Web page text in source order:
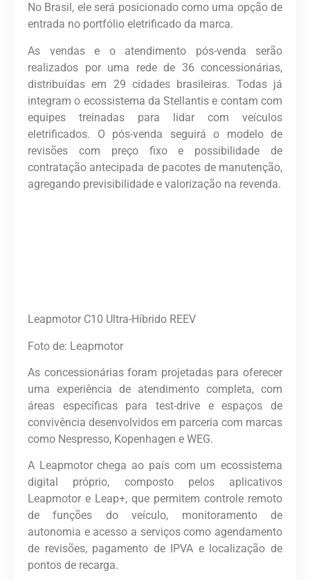
No Brasil, ele será posicionado como uma opção de
entrada no portfólio eletrificado da marca.
As vendas e o atendimento pós-venda serão
realizados por uma rede de 36 concessionárias,
distribuídas em 29 cidades brasileiras. Todas já
integram o ecossistema da Stellantis e contam com
equipes treinadas para lidar com veículos
eletrificados. O pós-venda seguirá o modelo de
revisões com preço fixo e possibilidade de
contratação antecipada de pacotes de manutenção,
agregando previsibilidade e valorização na revenda.
Leapmotor C10 Ultra-Híbrido REEV
Foto de: Leapmotor
As concessionárias foram projetadas para oferecer
uma experiência de atendimento completa, com
áreas específicas para test-drive e espaços de
convivência desenvolvidos em parceria com marcas
como Nespresso, Kopenhagen e WEG.
A Leapmotor chega ao país com um ecossistema
digital próprio, composto pelos aplicativos
Leapmotor e Leap+, que permitem controle remoto
de funções do veículo, monitoramento de
autonomia e acesso a serviços como agendamento
de revisões, pagamento de IPVA e localização de
pontos de recarga.